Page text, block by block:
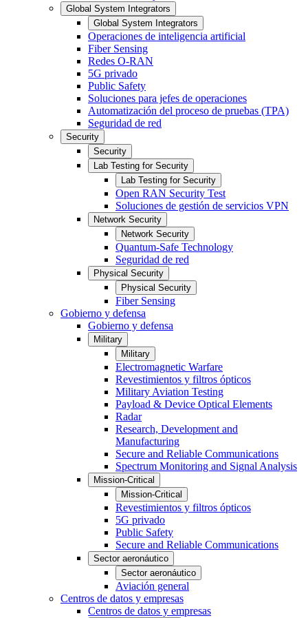
Global System Integrators
Global System Integrators
Operaciones de inteligencia artificial
Fiber Sensing
Redes O-RAN
5G privado
Public Safety
Soluciones para jefes de operaciones
Automatización del proceso de pruebas (TPA)
Seguridad de red
Security
Security
Lab Testing for Security
Lab Testing for Security
Open RAN Security Test
Soluciones de gestión de servicios VPN
Network Security
Network Security
Quantum-Safe Technology
Seguridad de red
Physical Security
Physical Security
Fiber Sensing
Gobierno y defensa
Gobierno y defensa
Military
Military
Electromagnetic Warfare
Revestimientos y filtros ópticos
Military Aviation Testing
Payload & Device Optical Elements
Radar
Research, Development and
Manufacturing
Secure and Reliable Communications
Spectrum Monitoring and Signal Analysis
Mission-Critical
Mission-Critical
Revestimientos y filtros ópticos
5G privado
Public Safety
Secure and Reliable Communications
Sector aeronáutico
Sector aeronáutico
Aviación general
Centros de datos y empresas
Centros de datos y empresas